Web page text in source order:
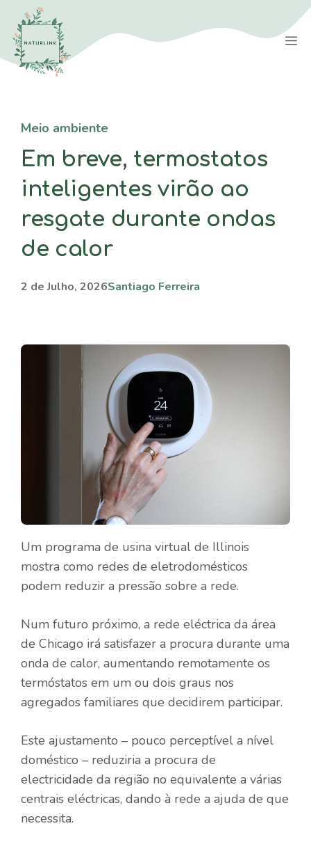
Saltar
para
conteúdo
Meio ambiente
Em breve, termostatos
inteligentes virão ao
resgate durante ondas
de calor
2 de Julho, 2026Santiago Ferreira
Um programa de usina virtual de Illinois
mostra como redes de eletrodomésticos
podem reduzir a pressão sobre a rede.
Num futuro próximo, a rede eléctrica da área
de Chicago irá satisfazer a procura durante uma
onda de calor, aumentando remotamente os
termóstatos em um ou dois graus nos
agregados familiares que decidirem participar.
Este ajustamento – pouco perceptível a nível
doméstico – reduziria a procura de
electricidade da região no equivalente a várias
centrais eléctricas, dando à rede a ajuda de que
necessita.